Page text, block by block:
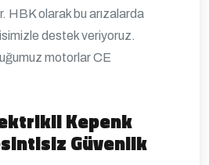
HBK olarak bu arızalarda
destek veriyoruz.
motorlar CE
Kepenk
Güvenlik